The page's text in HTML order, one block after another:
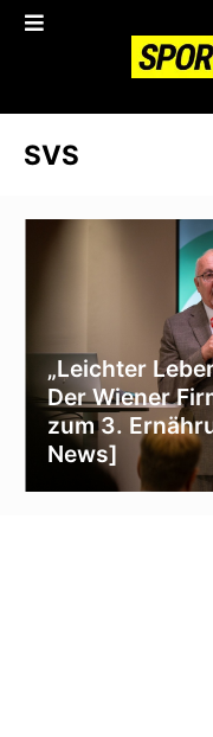
SVS
„Leichter
Der Wiener
zum 3.
News]